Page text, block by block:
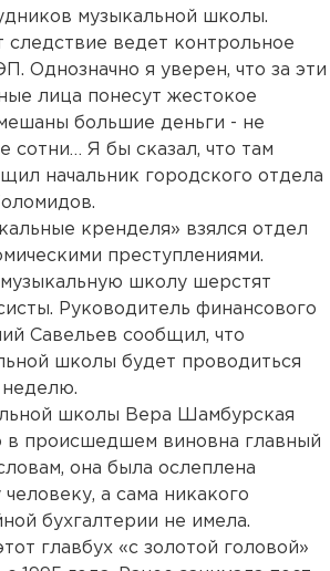
музыкальной школы.
ведет контрольное
Однозначно я уверен, что за эти
лица понесут жестокое
большие деньги - не
сотни… Я бы сказал, что там
начальник городского отдела
кренделя» взялся отдел
преступлениями.
школу шерстят
Руководитель финансового
Савельев сообщил, что
школы будет проводиться
школы Вера Шамбурская
в происшедшем виновна главный
она была ослеплена
а сама никакого
бухгалтерии не имела.
главбух «с золотой головой»